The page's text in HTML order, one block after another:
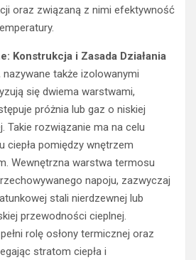
oraz związaną z nimi efektywność
Konstrukcja i Zasada Działania
także izolowanymi
się dwiema warstwami,
próżnia lub gaz o niskiej
Takie rozwiązanie ma na celu
ciepła pomiędzy wnętrzem
Wewnętrzna warstwa termosu
napoju, zazwyczaj
stali nierdzewnej lub
przewodności cieplnej.
rolę osłony termicznej oraz
stratom ciepła i